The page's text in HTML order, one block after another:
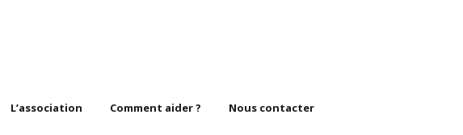
L’association Comment aider ? Nous contacter